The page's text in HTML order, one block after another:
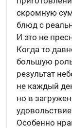
скромную
блюд с
И это не
Когда то
большую
результат
не каждый
но в
Особенно